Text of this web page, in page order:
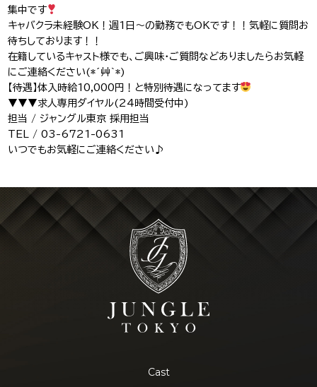
Recruit Staff スタッフ求人
Shop Info 店舗一覧
J-Tokyo
Entertainment
集中です
キャバクラ未経験OK！週1日〜の勤務でもOKです！！気軽に質問お
待ちしております！！
在籍しているキャスト様でも、ご興味・ご質問などありましたらお気軽
にご連絡ください(*´艸｀*)
【待遇】体入時給10,000円！と特別待遇になってます
▼▼▼求人専用ダイヤル(24時間受付中)
担当 / ジャングル東京 採用担当
TEL / 03-6721-0631
いつでもお気軽にご連絡ください♪
Cast